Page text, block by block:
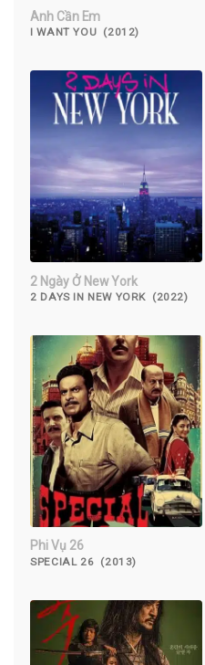
Anh Cần Em
I WANT YOU (2012)
2 Ngày Ở New York
2 DAYS IN NEW YORK (2022)
Phi Vụ 26
SPECIAL 26 (2013)